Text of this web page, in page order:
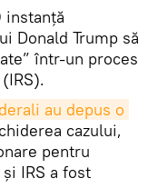
instanță
Donald Trump să
într-un proces
au depus o
cazului,
pentru
și IRS a fost